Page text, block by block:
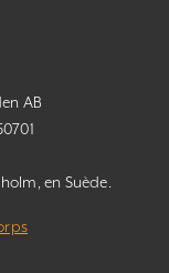
AB
en Suède.